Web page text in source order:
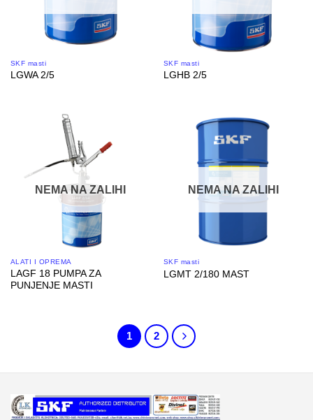
SKF masti
LGWA 2/5
SKF masti
LGHB 2/5
NEMA NA ZALIHI
ALATI I OPREMA
LAGF 18 PUMPA ZA
PUNJENJE MASTI
NEMA NA ZALIHI
SKF masti
LGMT 2/180 MAST
1 2